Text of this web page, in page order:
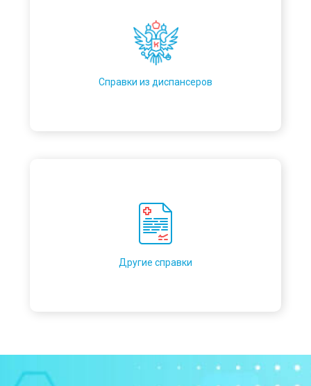
Справки из диспансеров
Другие справки